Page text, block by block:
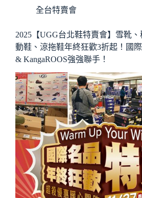
全台特賣會
2025【UGG台北鞋特賣會】雪靴
動鞋、涼拖鞋年終狂歡3折起！國
& KangaROOS強強聯手！